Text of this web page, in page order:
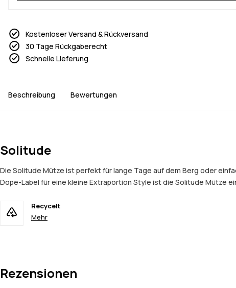
Kostenloser Versand & Rückversand
30 Tage Rückgaberecht
Schnelle Lieferung
Beschreibung Bewertungen
Solitude
Die Solitude Mütze ist perfekt für lange Tage auf dem Berg oder
Dope-Label für eine kleine Extraportion Style ist die Solitude Mütze
Recycelt
Mehr
Rezensionen